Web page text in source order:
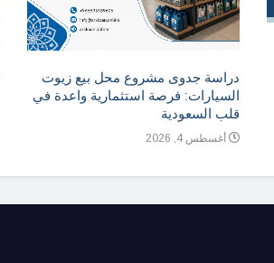
دراسة جدوى مشروع محل بيع زيوت
السيارات: فرصة استثمارية واعدة في
قلب السعودية
أغسطس 4, 2026